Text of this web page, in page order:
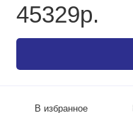
45329р.
В избранное